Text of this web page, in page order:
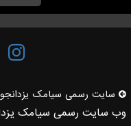
سایت رسمی سیامك یزدانجو
وب سایت رسمی سیامک